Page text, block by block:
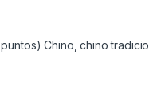
puntos) Chino, chino